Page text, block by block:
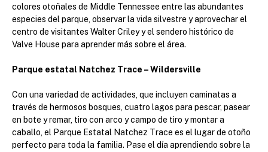
colores otoñales de Middle Tennessee entre las abundantes
especies del parque, observar la vida silvestre y aprovechar el
centro de visitantes Walter Criley y el sendero histórico de
Valve House para aprender más sobre el área.
Parque estatal Natchez Trace – Wildersville
Con una variedad de actividades, que incluyen caminatas a
través de hermosos bosques, cuatro lagos para pescar, pasear
en bote y remar, tiro con arco y campo de tiro y montar a
caballo, el Parque Estatal Natchez Trace es el lugar de otoño
perfecto para toda la familia. Pase el día aprendiendo sobre la